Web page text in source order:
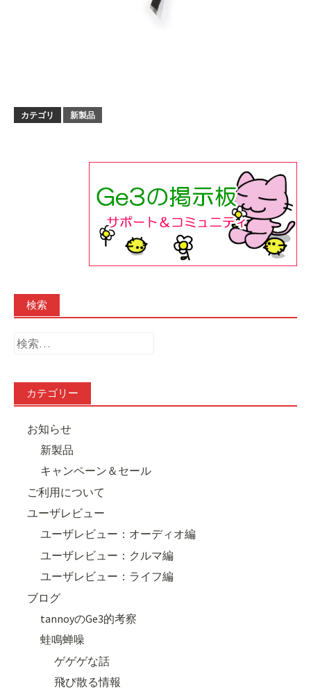
カテゴリ 新製品
検索
検
カテゴリー
お知らせ
新製品
キャンペーン＆セール
ご利用について
ユーザレビュー
ユーザレビュー：オーディオ編
ユーザレビュー：クルマ編
ユーザレビュー：ライフ編
ブログ
tannoyのGe3的考察
蛙鳴蝉噪
ゲゲゲな話
飛び散る情報